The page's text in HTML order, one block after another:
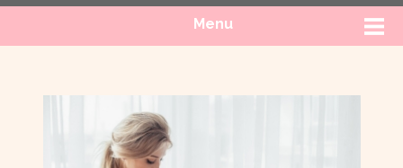
Menu